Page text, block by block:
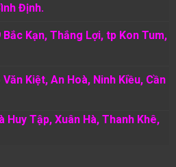
Định.
Kạn, Thắng Lợi, tp Kon Tum,
Kiệt, An Hoà, Ninh Kiều, Cần
Huy Tập, Xuân Hà, Thanh Khê,